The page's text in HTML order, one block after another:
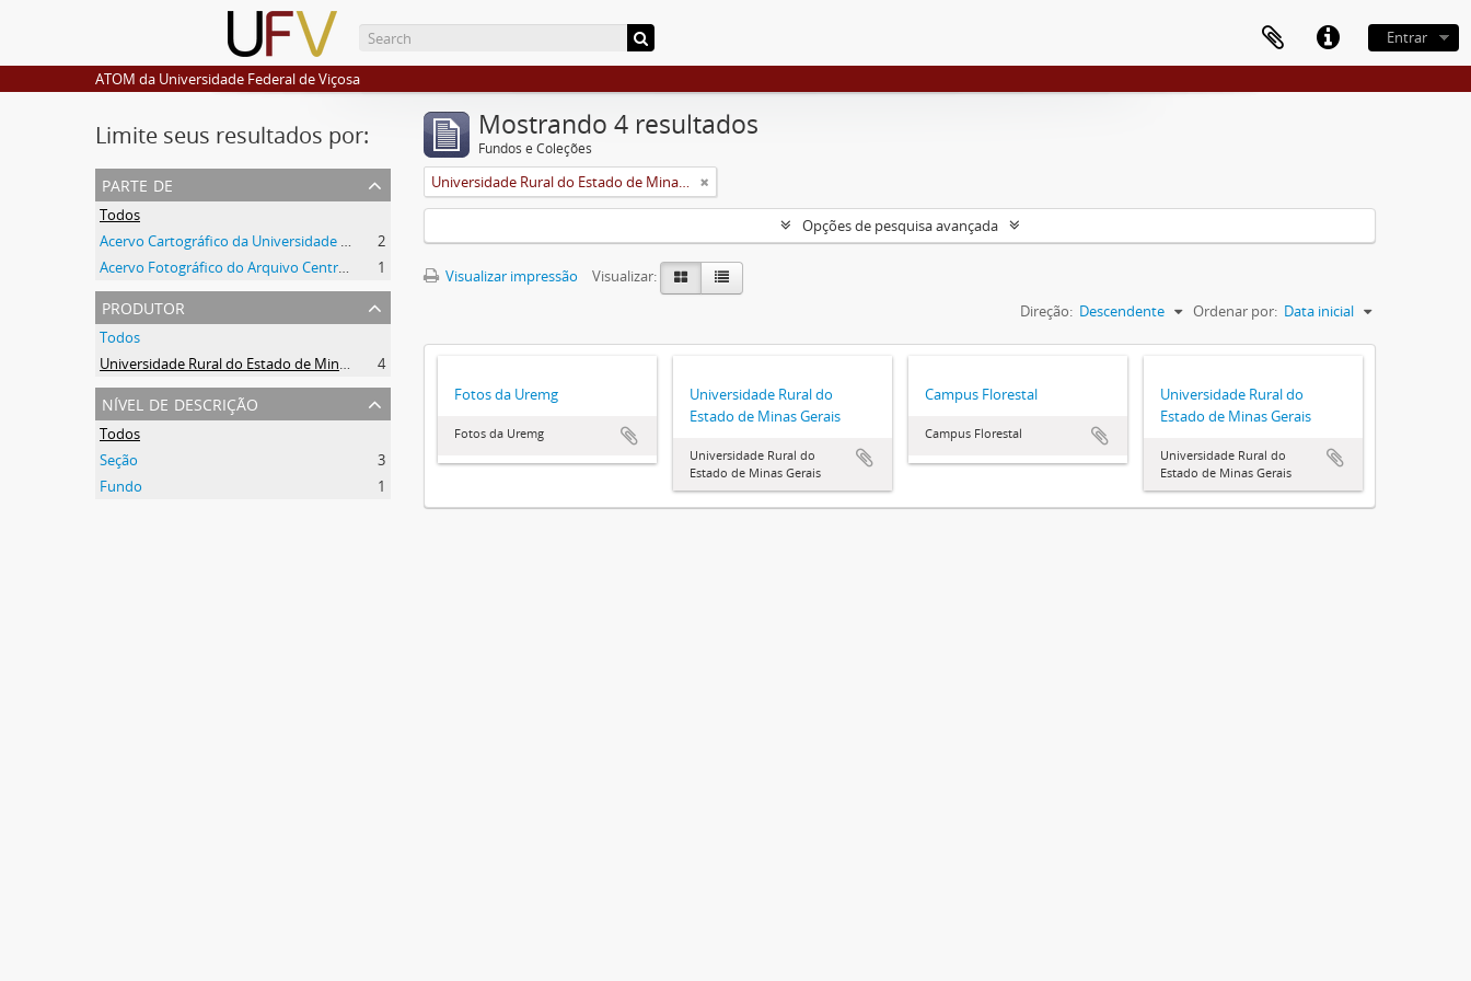
Entrar
ATOM da Universidade Federal de Viçosa
Limite seus resultados por:
parte de
Todos
Acervo Cartográfico da Universidade Federal de Viçosa
2
Acervo Fotográfico do Arquivo Central Histórico da UFV
1
produtor
Todos
Universidade Rural do Estado de Minas Gerais (Uremg)
4
nível de descrição
Todos
Seção
3
Fundo
1
Mostrando 4 resultados
Fundos e Coleções
Universidade Rural do Estado de Minas Gerais (Uremg)
Opções de pesquisa avançada
Visualizar impressão
Visualizar:
Ordenar por: Data inicial
Direção: Descendente
Fotos da Uremg
Fotos da Uremg
Universidade Rural do
Estado de Minas Gerais
Universidade Rural do
Estado de Minas Gerais
Campus Florestal
Campus Florestal
Universidade Rural do
Estado de Minas Gerais
Universidade Rural do
Estado de Minas Gerais